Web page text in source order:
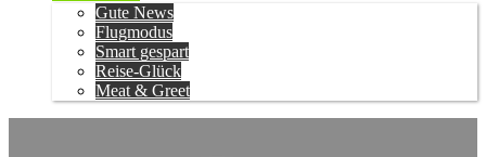
Gute News
Flugmodus
Smart gespart
Reise-Glück
Meat & Greet